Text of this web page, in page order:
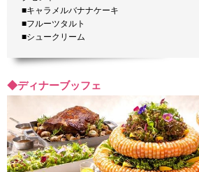
■キャラメルバナナケーキ
■フルーツタルト
■シュークリーム
◆ディナーブッフェ